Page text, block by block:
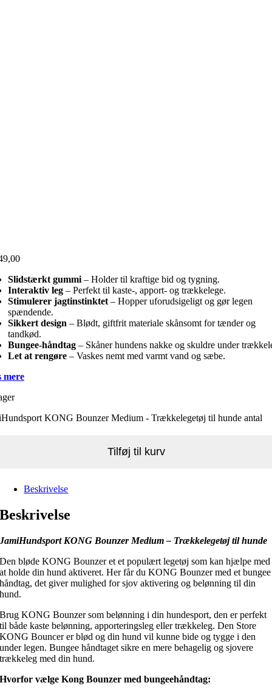
Slidstærkt gummi – Holder til kraftige bid og tygning.
Interaktiv leg – Perfekt til kaste-, apport- og trækkelege.
Stimulerer jagtinstinktet – Hopper uforudsigeligt og gør legen
spændende.
Sikkert design – Blødt, giftfrit materiale skånsomt for tænder og
tandkød.
Bungee-håndtag – Skåner hundens nakke og skuldre under
Let at rengøre – Vaskes nemt med varmt vand og sæbe.
mere
KONG Bounzer Medium - Trækkelegetøj til hunde antal
Tilføj til kurv
Beskrivelse
Beskrivelse
JamiHundsport KONG Bounzer Medium – Trækkelegetøj til hunde
Den bløde KONG Bounzer et et populært legetøj som kan hjælpe med
at holde din hund aktiveret. Her får du KONG Bounzer med et bungee
håndtag, det giver mulighed for sjov aktivering og belønning til din
hund.
Brug KONG Bounzer som belønning i din hundesport, den er perfekt
til både kaste belønning, apporteringsleg eller trækkeleg. Den Store
KONG Bouncer er blød og din hund vil kunne bide og tygge i den
under legen. Bungee håndtaget sikre en mere behagelig og sjovere
trækkeleg med din hund.
Hvorfor vælge Kong Bounzer med bungeehåndtag: